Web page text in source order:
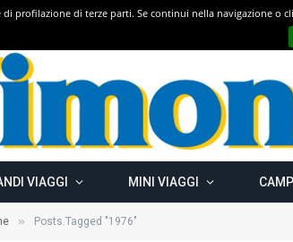
VIAGGI MINI VIAGGI
» Posts Tagged "1976"
profilazione di terze parti. Se continui nella navigazione o